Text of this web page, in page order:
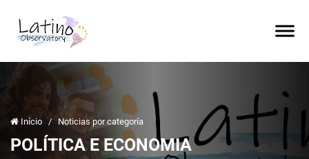
Início / Noticias por categoría
POLÍTICA E ECONOMIA